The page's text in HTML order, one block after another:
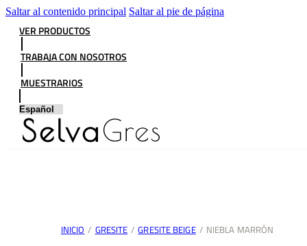
Saltar al contenido principal Saltar al pie de página
VER PRODUCTOS
TRABAJA CON NOSOTROS
MUESTRARIOS
INICIO / GRESITE / GRESITE BEIGE / NIEBLA MARRÓN